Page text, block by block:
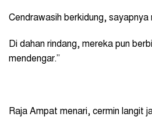
Cendrawasih berkidung, sayapnya
Di dahan rindang, mereka pun
mendengar.”
Raja Ampat menari, cermin langit